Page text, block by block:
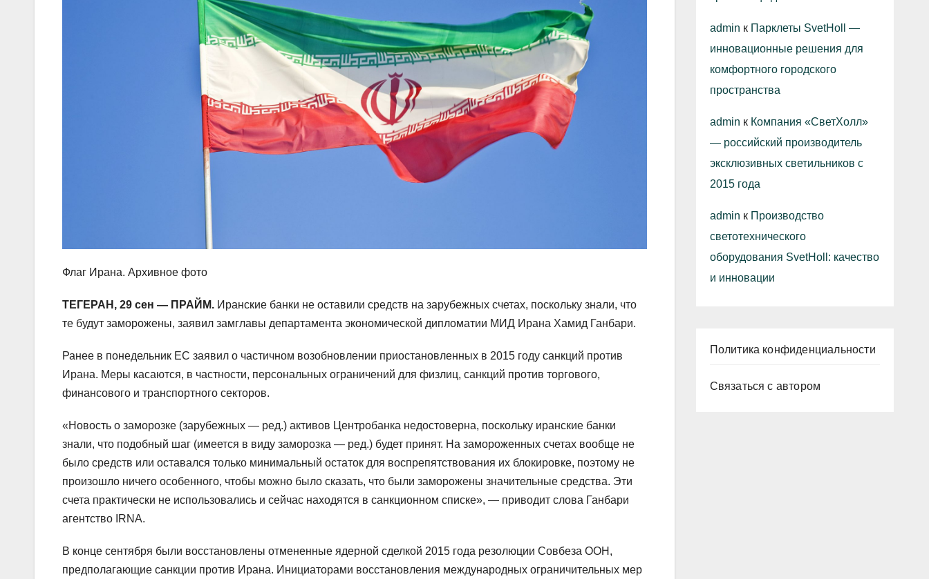
Флаг Ирана. Архивное фото
ТЕГЕРАН, 29 сен — ПРАЙМ. Иранские банки не оставили средств на зарубежных счетах, поскольку знали, что
те будут заморожены, заявил замглавы департамента экономической дипломатии МИД Ирана Хамид Ганбари.
Ранее в понедельник ЕС заявил о частичном возобновлении приостановленных в 2015 году санкций против
Ирана. Меры касаются, в частности, персональных ограничений для физлиц, санкций против торгового,
финансового и транспортного секторов.
«Новость о заморозке (зарубежных — ред.) активов Центробанка недостоверна, поскольку иранские банки
знали, что подобный шаг (имеется в виду заморозка — ред.) будет принят. На замороженных счетах вообще не
было средств или оставался только минимальный остаток для воспрепятствования их блокировке, поэтому не
произошло ничего особенного, чтобы можно было сказать, что были заморожены значительные средства. Эти
счета практически не использовались и сейчас находятся в санкционном списке», — приводит слова Ганбари
агентство IRNA.
В конце сентября были восстановлены отмененные ядерной сделкой 2015 года резолюции Совбеза ООН,
предполагающие санкции против Ирана. Инициаторами восстановления международных ограничительных мер
admin к Парклеты SvetHoll —
инновационные решения для
комфортного городского
пространства
admin к Компания «СветХолл»
— российский производитель
эксклюзивных светильников с
2015 года
admin к Производство
светотехнического
оборудования SvetHoll: качество
и инновации
Политика конфиденциальности
Связаться с автором